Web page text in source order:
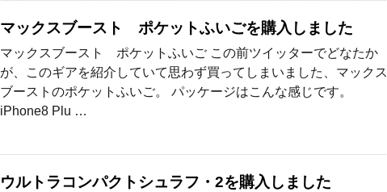
マックスブースト ポケットふいごを購入しました
マックスブースト ポケットふいご この前ツイッターでどなたか
が、このギアを紹介していて思わず買ってしまいました、マックス
ブーストのポケットふいご。 パッケージはこんな感じです。
iPhone8 Plu …
ウルトラコンパクトシュラフ・2を購入しました